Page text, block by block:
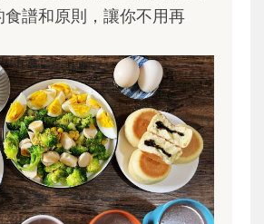
食譜和原則，讓你不用再